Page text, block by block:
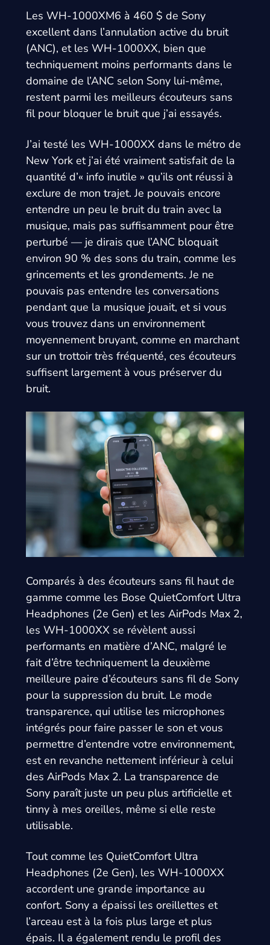
Les WH-1000XM6 à 460 $ de Sony
excellent dans l’annulation active du bruit
(ANC), et les WH-1000XX, bien que
techniquement moins performants dans le
domaine de l’ANC selon Sony lui-même,
restent parmi les meilleurs écouteurs sans
fil pour bloquer le bruit que j’ai essayés.
J’ai testé les WH-1000XX dans le métro de
New York et j’ai été vraiment satisfait de la
quantité d’« info inutile » qu’ils ont réussi à
exclure de mon trajet. Je pouvais encore
entendre un peu le bruit du train avec la
musique, mais pas suffisamment pour être
perturbé — je dirais que l’ANC bloquait
environ 90 % des sons du train, comme les
grincements et les grondements. Je ne
pouvais pas entendre les conversations
pendant que la musique jouait, et si vous
vous trouvez dans un environnement
moyennement bruyant, comme en marchant
sur un trottoir très fréquenté, ces écouteurs
suffisent largement à vous préserver du
bruit.
Comparés à des écouteurs sans fil haut de
gamme comme les Bose QuietComfort Ultra
Headphones (2e Gen) et les AirPods Max 2,
les WH-1000XX se révèlent aussi
performants en matière d’ANC, malgré le
fait d’être techniquement la deuxième
meilleure paire d’écouteurs sans fil de Sony
pour la suppression du bruit. Le mode
transparence, qui utilise les microphones
intégrés pour faire passer le son et vous
permettre d’entendre votre environnement,
est en revanche nettement inférieur à celui
des AirPods Max 2. La transparence de
Sony paraît juste un peu plus artificielle et
tinny à mes oreilles, même si elle reste
utilisable.
Tout comme les QuietComfort Ultra
Headphones (2e Gen), les WH-1000XX
accordent une grande importance au
confort. Sony a épaissi les oreillettes et
l’arceau est à la fois plus large et plus
épais. Il a également rendu le profil des